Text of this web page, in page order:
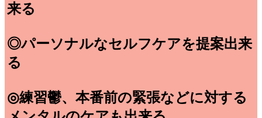
来る
◎パーソナルなセルフケアを提案出来
る
◎練習鬱、本番前の緊張などに対する